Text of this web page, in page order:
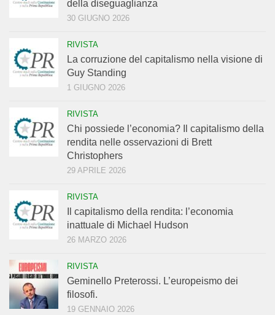
della diseguaglianza
30 GIUGNO 2026
RIVISTA
La corruzione del capitalismo nella visione di
Guy Standing
1 GIUGNO 2026
RIVISTA
Chi possiede l’economia? Il capitalismo della
rendita nelle osservazioni di Brett
Christophers
29 APRILE 2026
RIVISTA
Il capitalismo della rendita: l’economia
inattuale di Michael Hudson
26 MARZO 2026
RIVISTA
Geminello Preterossi. L’europeismo dei
filosofi.
19 GENNAIO 2026